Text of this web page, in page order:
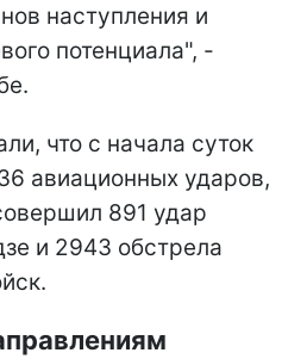
наступления и
потенциала", -
что с начала суток
авиационных ударов,
891 удар
и 2943 обстрела